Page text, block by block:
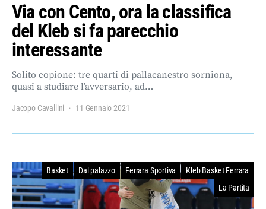
Via con Cento, ora la classifica
del Kleb si fa parecchio
interessante
Solito copione: tre quarti di pallacanestro sorniona,
quasi a studiare l’avversario, ad…
Jacopo Cavallini 11 Gennaio 2021
Basket Dal palazzo Ferrara Sportiva
Kleb Basket Ferrara
La Partita